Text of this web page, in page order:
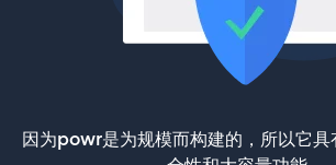
因为powr是为规模而构建的，所以它